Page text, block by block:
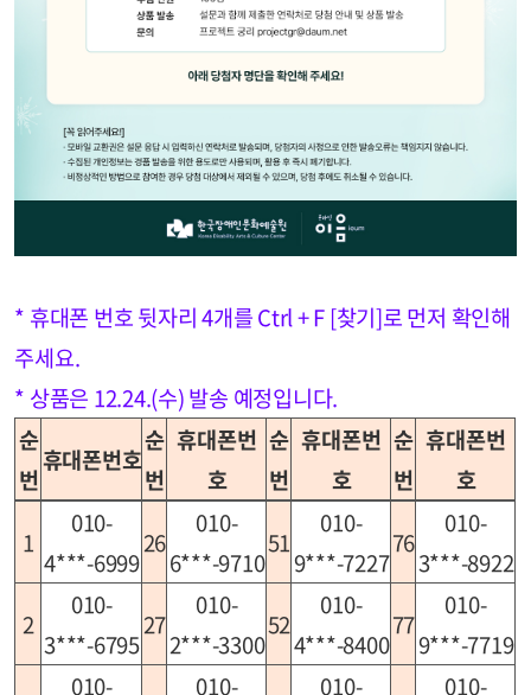
* 휴대폰 번호 뒷자리 4개를 Ctrl + F [찾기]로 먼저 확인해
주세요.
* 상품은 12.24.(수) 발송 예정입니다.
순
번
휴대폰번호
순
번
휴대폰번
호
순
번
휴대폰번
호
순
번
휴대폰번
호
1
010-
4***-6999
26
010-
6***-9710
51
010-
9***-7227
76
010-
3***-8922
2
010-
3***-6795
27
010-
2***-3300
52
010-
4***-8400
77
010-
9***-7719
010-
010-
010-
010-